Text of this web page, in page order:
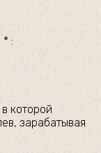
* :
которой
зарабатывая